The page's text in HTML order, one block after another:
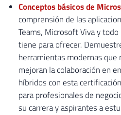
Conceptos básicos de
comprensión de las
Teams, Microsoft Viva y
tiene para ofrecer.
herramientas modernas
mejoran la colaboración en
híbridos con esta
para profesionales de
su carrera y aspirantes a